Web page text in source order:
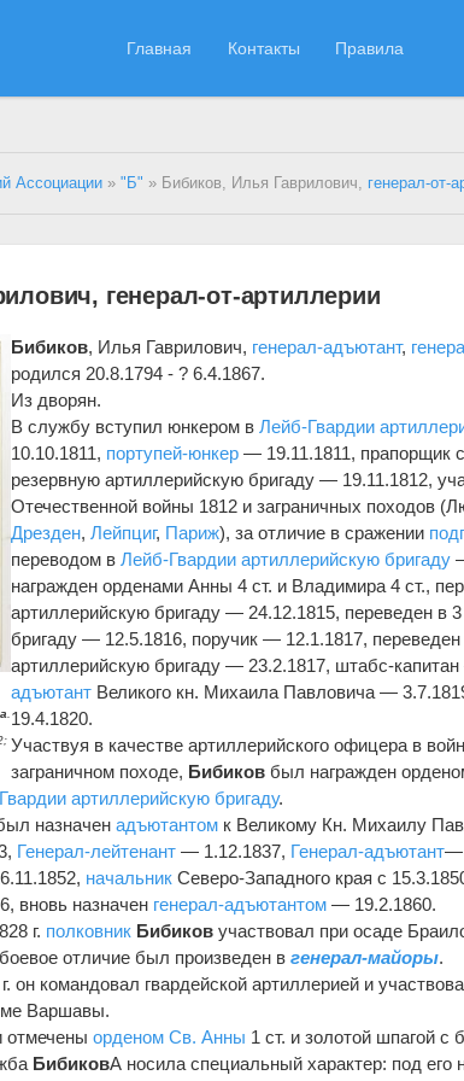
Главная Контакты Правила
Ассоциации »"Б" » Бибиков, Илья Гаврилович, генерал-от-
генерал-от-артиллерии
Бибиков, Илья Гаврилович, генерал-адъютант,
родился 20.8.1794 - ? 6.4.1867.
Из дворян.
В службу вступил юнкером вЛейб-Гвардии
10.10.1811, портупей-юнкер — 19.11.1811, прапорщик
резервную артиллерийскую бригаду — 19.11.1812,
Отечественной войны 1812 и заграничных походов
Дрезден,Лейпциг, Париж), за отличие в сражении
переводом вЛейб-Гвардии артиллерийскую бригаду
награжден орденами Анны 4 ст. и Владимира 4 ст.,
артиллерийскую бригаду — 24.12.1815, переведен в
бригаду — 12.5.1816, поручик — 12.1.1817, переведен
артиллерийскую бригаду — 23.2.1817, штабс-
адъютант Великого кн. Михаила Павловича —
19.4.1820.
Участвуя в качестве артиллерийского офицера в
заграничном походе, Бибиков был награжден
артиллерийскую бригаду.
назначенадъютантом к Великому Кн. Михаилу
Генерал-лейтенант — 1.12.1837, Генерал-адъютант—
начальник Северо-Западного края с
вновь назначен генерал-адъютантом — 19.2.1860.
г. полковник Бибиков участвовал при осаде
отличие был произведен вгенерал-майоры.
он командовал гвардейской артиллерией и
Варшавы.
отмеченыорденом Св. Анны 1 ст. и золотой шпагой с
БибиковА носила специальный характер: под его